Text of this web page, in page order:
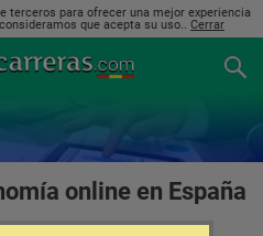
terceros para ofrecer una mejor experiencia
que acepta su uso.. Cerrar
online en España